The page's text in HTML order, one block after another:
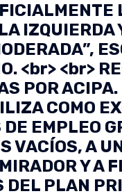
<br> <br>
POR
COMO
EMPLEO
VACÍOS, A
Y A
DEL PLAN